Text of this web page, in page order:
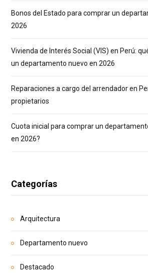
Bonos del Estado para comprar un
2026
Vivienda de Interés Social (VIS) en Perú:
un departamento nuevo en 2026
Reparaciones a cargo del arrendador en
propietarios
Cuota inicial para comprar un
en 2026?
Categorías
Arquitectura
Departamento nuevo
Destacado